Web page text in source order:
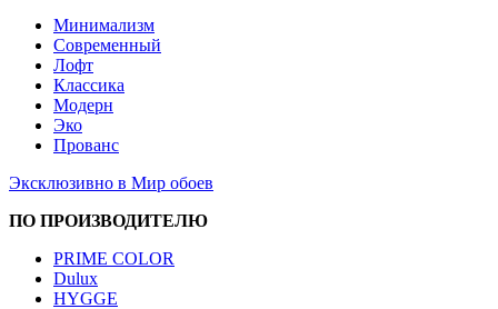
Минимализм
Современный
Лофт
Классика
Модерн
Эко
Прованс
Эксклюзивно в Мир обоев
ПО ПРОИЗВОДИТЕЛЮ
PRIME COLOR
Dulux
HYGGE